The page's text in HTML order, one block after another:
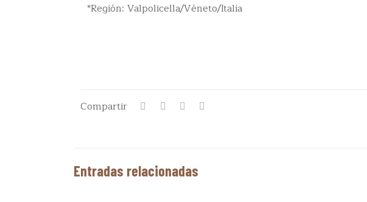
*Región: Valpolicella/Véneto/Italia
Compartir
Entradas relacionadas